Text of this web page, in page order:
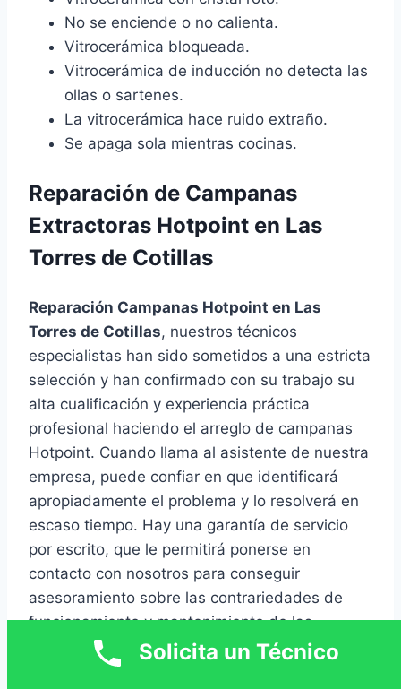
No se enciende o no calienta.
Vitrocerámica bloqueada.
Vitrocerámica de inducción no detecta las
ollas o sartenes.
La vitrocerámica hace ruido extraño.
Se apaga sola mientras cocinas.
Reparación de Campanas
Extractoras Hotpoint en Las
Torres de Cotillas
Reparación Campanas Hotpoint en Las
Torres de Cotillas, nuestros técnicos
especialistas han sido sometidos a una estricta
selección y han confirmado con su trabajo su
alta cualificación y experiencia práctica
profesional haciendo el arreglo de campanas
Hotpoint. Cuando llama al asistente de nuestra
empresa, puede confiar en que identificará
apropiadamente el problema y lo resolverá en
escaso tiempo. Hay una garantía de servicio
por escrito, que le permitirá ponerse en
contacto con nosotros para conseguir
asesoramiento sobre las contrariedades de
funcionamiento y mantenimiento de las
campanas de extracción reparadas.
Solicita un Técnico